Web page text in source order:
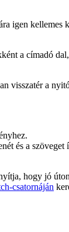
igen kellemes
a címadó
visszatér a
és a szöveget
hogy jó
csatornáján